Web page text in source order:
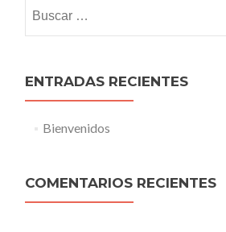
ENTRADAS RECIENTES
Bienvenidos
COMENTARIOS RECIENTES